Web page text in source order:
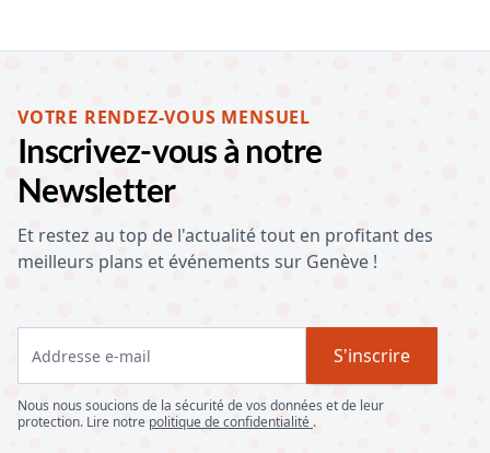
VOTRE RENDEZ-VOUS MENSUEL
Inscrivez-vous à notre
Newsletter
Et restez au top de l'actualité tout en profitant des
meilleurs plans et événements sur Genève !
S'inscrire
Nous nous soucions de la sécurité de vos données et de leur
protection. Lire notre politique de confidentialité .